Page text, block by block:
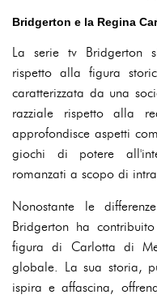
Bridgerton e la Regina
La serie tv Bridgerton
rispetto alla figura
caratterizzata da una
razziale rispetto alla
approfondisce aspetti
giochi di potere
romanzati a scopo di
Nonostante le
Bridgerton ha
figura di Carlotta di
globale. La sua storia,
ispira e affascina,